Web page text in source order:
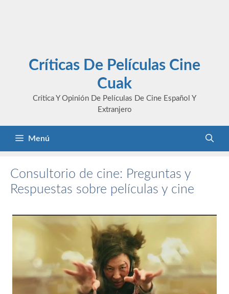
Críticas De Películas Cine
Cuak
Crítica Y Opinión De Películas De Cine Español Y
Extranjero
Menú
Consultorio de cine: Preguntas y
Respuestas sobre películas y cine